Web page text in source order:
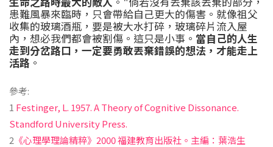
患難風暴來臨時，只會帶給自己更大的傷害。就像祖父
收集的玻璃酒瓶，要是被大水打碎，玻璃碎片流入屋
內，想必我們都會被割傷。這只是小事。 當自己的人生
走到分岔路口，一定要勇敢丟棄錯誤的想法，才能走上
活路 。
參考:
1 Festinger, L. 1957. A Theory of Cognitive Dissonance.
Standford University Press.
2 《心理學理論精粹》2000 福建教育出版社。主編：葉浩生